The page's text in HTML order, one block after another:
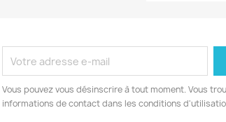
Vous pouvez vous désinscrire à tout moment. Vous
informations de contact dans les conditions